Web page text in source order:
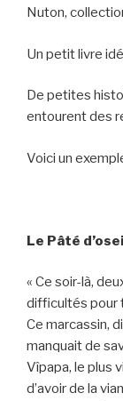
Nuton,
Un petit livre
De petites
entourent des
Voici un
Le Pâté
« Ce soir-là,
difficultés pour
Ce marcassin,
manquait de
Vîpapa, le plus
d’avoir de la